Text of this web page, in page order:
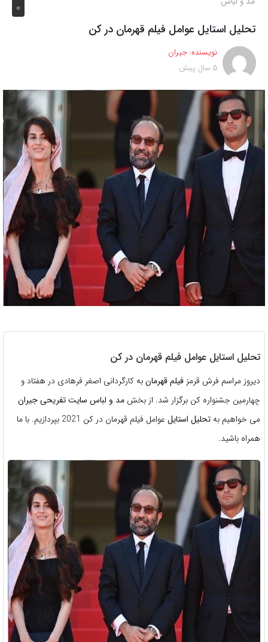
0
تحلیل استایل عوامل فیلم قهرمان در کن
نویسنده: جیران
5 سال پیش
تحلیل استایل عوامل فیلم قهرمان در کن
دیروز مراسم فرش قرمز فیلم قهرمانبه کارگردانی اصغر فرهادی در هفتاد و
چهارمین جشنواره کن برگزار شد. از بخش مد و لباس سایت تفریحی جیران
می خواهیم به تحلیل استایل
عوامل فیلم قهرمان در کن 2021 بپردازیم. با ما
همراه باشید.